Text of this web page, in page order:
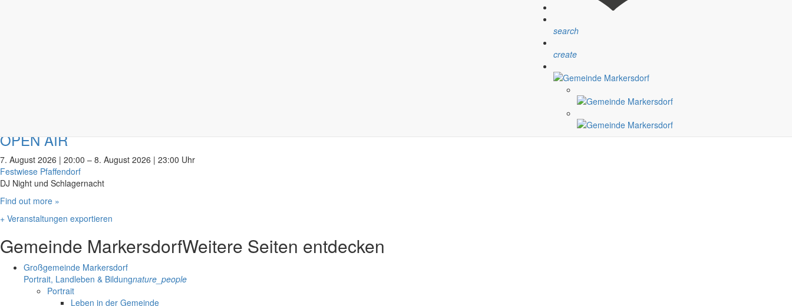
search
create
OPEN AIR
7. August 2026 | 20:00 – 8. August 2026 | 23:00 Uhr
Festwiese Pfaffendorf
DJ Night und Schlagernacht
Find out more »
+ Veranstaltungen exportieren
Gemeinde MarkersdorfWeitere Seiten entdecken
Großgemeinde Markersdorf
Portrait, Landleben & Bildungnature_people
Portrait
Leben in der Gemeinde